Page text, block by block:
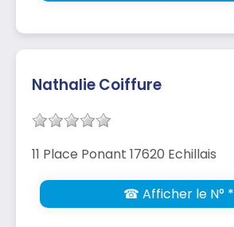
Nathalie Coiffure
11 Place Ponant 17620 Echillais
☎ Afficher le N° *